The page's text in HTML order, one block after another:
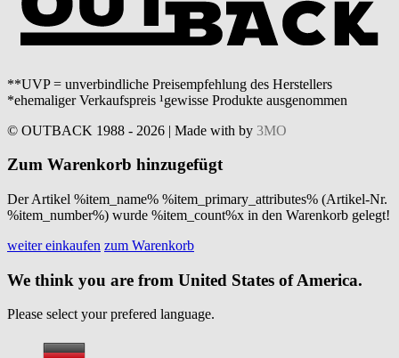
**UVP = unverbindliche Preisempfehlung des Herstellers
*ehemaliger Verkaufspreis ¹gewisse Produkte ausgenommen
© OUTBACK 1988 - 2026 | Made with by 3MO
Zum Warenkorb hinzugefügt
Der Artikel %item_name% %item_primary_attributes% (Artikel-Nr.
%item_number%) wurde %item_count%x in den Warenkorb gelegt!
weiter einkaufen zum Warenkorb
We think you are from United States of America.
Please select your prefered language.